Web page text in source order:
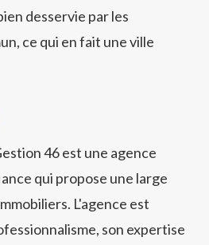
desservie par les
ce qui en fait une ville
46 est une agence
qui propose une large
L'agence est
son expertise